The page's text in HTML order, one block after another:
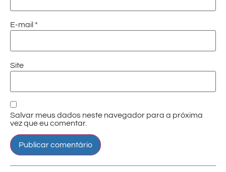
E-mail *
Site
Salvar meus dados neste navegador para a próxima
vez que eu comentar.